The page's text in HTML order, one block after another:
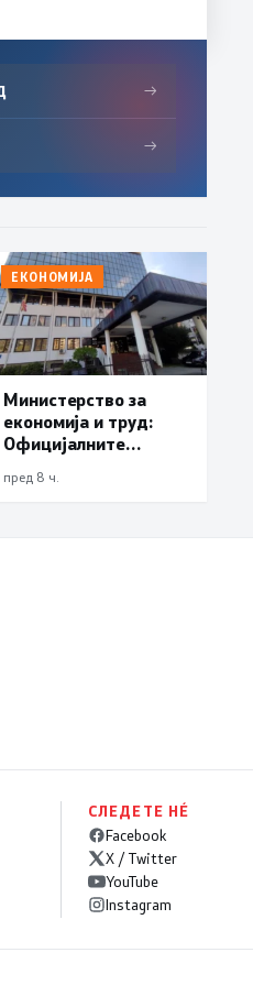
→
→
ЕКОНОМИЈА
Министерство за
економија и труд:
Официјалните
упатуваат на потреба
пред 8 ч.
СЛЕДЕТЕ НÉ
Facebook
X / Twitter
YouTube
Instagram